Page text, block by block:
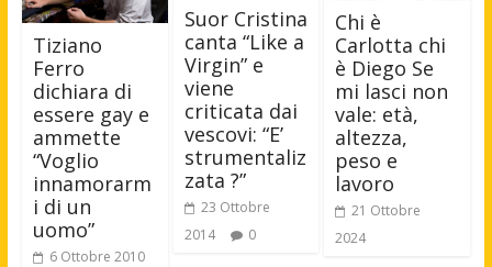
Tiziano
Ferro
dichiara di
essere gay e
ammette
“Voglio
innamorarm
i di un
uomo”
6 Ottobre 2010
Suor Cristina
canta “Like a
Virgin” e
viene
criticata dai
vescovi: “E’
strumentaliz
zata ?”
23 Ottobre
2014
0
Chi è
Carlotta chi
è Diego Se
mi lasci non
vale: età,
altezza,
peso e
lavoro
21 Ottobre
2024